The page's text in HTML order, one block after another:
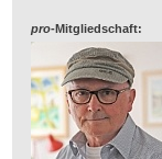
pro-Mitgliedschaft: